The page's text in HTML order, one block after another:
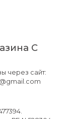
С
через сайт: